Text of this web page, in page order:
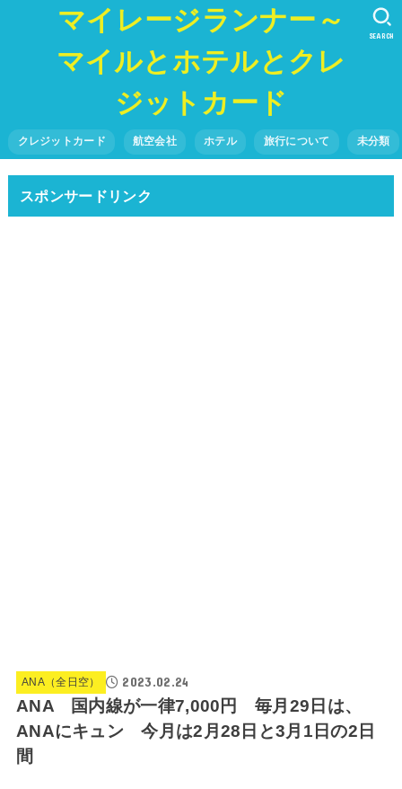
マイレージランナー～
マイルとホテルとクレ
ジットカード
クレジットカード 航空会社 ホテル 旅行について 未分類
SEARCH
スポンサードリンク
ANA（全日空） 2023.02.24
ANA 国内線が一律7,000円 毎月29日は、
ANAにキュン 今月は2月28日と3月1日の2日
間